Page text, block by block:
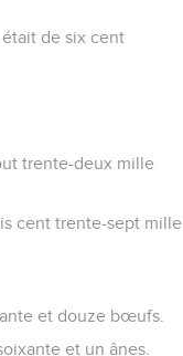
de six cent
trente-deux mille
cent trente-sept mille
et douze bœufs.
et un ânes.